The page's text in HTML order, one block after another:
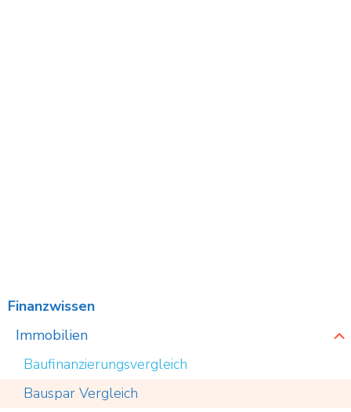
Finanzwissen
Immobilien
Baufinanzierungsvergleich
Bauspar Vergleich